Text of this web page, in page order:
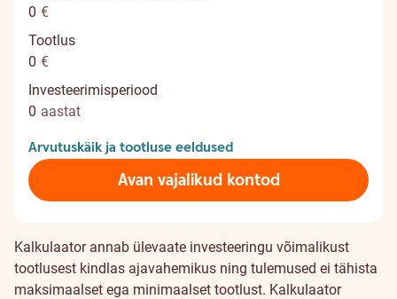
0 €
Tootlus
0 €
Investeerimisperiood
0 aastat
Arvutuskäik ja tootluse eeldused
Avan vajalikud kontod
Kalkulaator annab ülevaate investeeringu võimalikust
tootlusest kindlas ajavahemikus ning tulemused ei tähista
maksimaalset ega minimaalset tootlust. Kalkulaator